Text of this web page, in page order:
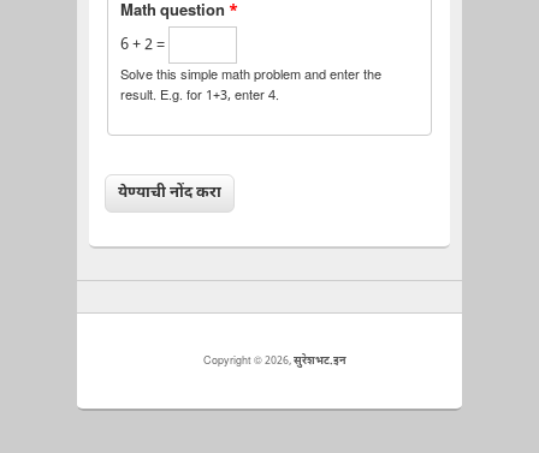
Math question *
6 + 2 =
Solve this simple math problem and enter the
result. E.g. for 1+3, enter 4.
Copyright © 2026,सुरेशभट.इन